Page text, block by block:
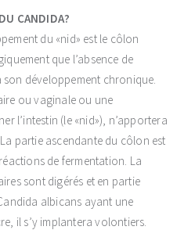
CANDIDA?
du «nid» est le côlon
que l’absence de
développement chronique.
ou vaginale ou une
l’intestin (le «nid»), n’apportera
partie ascendante du côlon est
de fermentation. La
sont digérés et en partie
albicans ayant une
il s’y implantera volontiers.